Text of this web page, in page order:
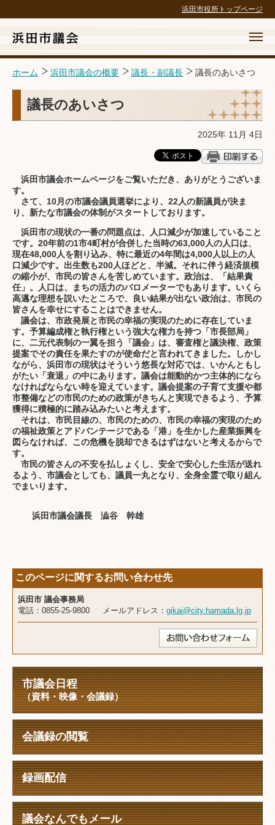
浜田市役所トップページ
ホーム
議長交際費政務活動費
請願・陳情・傍聴
広報・広聴・録画配信
議会の取組
ホーム 浜田市議会の概要 議長・副議長 議長のあいさつ
議長のあいさつ
2025年 11月 4日
浜田市議会ホームページをご覧いただき、ありがとうございま
す。
さて、10月の市議会議員選挙により、22人の新議員が決ま
り、新たな市議会の体制がスタートしております。
浜田市の現状の一番の問題点は、人口減少が加速していること
です。20年前の1市4町村が合併した当時の63,000人の人口は、
現在48,000人を割り込み、特に最近の4年間は4,000人以上の人
口減少です。出生数も200人ほどと、半減。それに伴う経済規模
の縮小が、市民の皆さんを苦しめています。政治は、「結果責
任」。人口は、まちの活力のバロメーターでもあります。いくら
高邁な理想を説いたところで、良い結果が出ない政治は、市民の
皆さんを幸せにすることはできません。
議会は、市政発展と市民の幸福の実現のために存在していま
す。予算編成権と執行権という強大な権力を持つ「市長部局」
に、二元代表制の一翼を担う「議会」は、審査権と議決権、政策
提案でその責任を果たすのが使命だと言われてきました。しかし
ながら、浜田市の現状はそういう悠長な対応では、いかんともし
がたい「衰退」の中にあります。議会は能動的かつ主体的になら
なければならない時を迎えています。議会提案の子育て支援や都
市整備などの市民のための政策がきちんと実現できるよう、予算
獲得に積極的に踏み込みたいと考えます。
それは、市民目線の、市民のための、市民の幸福の実現のため
の福祉政策とアドバンテージである「港」を生かした産業振興を
図らなければ、この危機を脱却できるはずはないと考えるからで
す。
市民の皆さんの不安を払しょくし、安全で安心した生活が送れ
るよう、市議会としても、議員一丸となり、全身全霊で取り組ん
でまいります。
浜田市議会議長 澁谷 幹雄
このページに関するお問い合わせ先
浜田市 議会事務局
電話：0855-25-9800 メールアドレス： gikai@city.hamada.lg.jp
市議会日程
（資料・映像・会議録）
会議録の閲覧
録画配信
議会なんでもメール